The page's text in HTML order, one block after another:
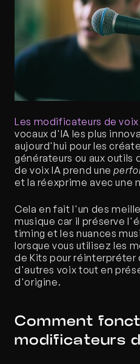
Les modificateurs de voix
vocaux d'IA les plus
aujourd'hui pour les
générateurs ou aux outils
de voix IA prend une
et la réexprime avec une
Cela en fait l'un des
musique car il préserve
timing et les nuances
lorsque vous utilisez les
de Kits pour
d'autres voix tout en
d'origine.
Comment
modificateurs